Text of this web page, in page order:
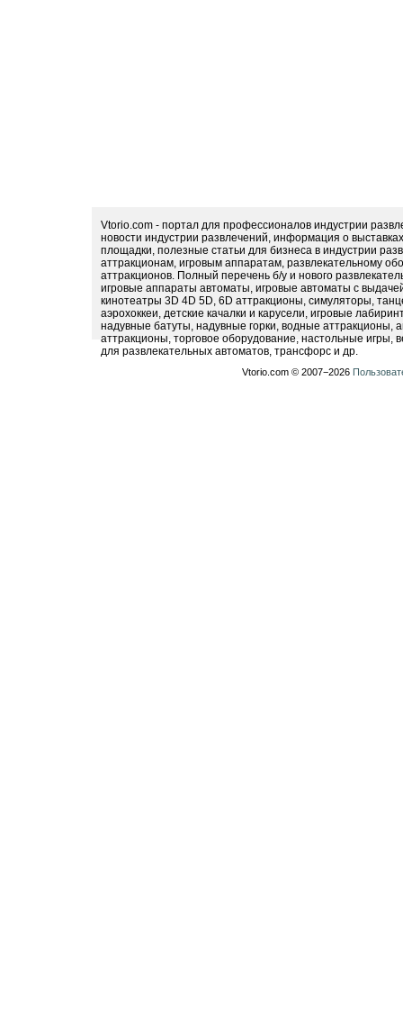
Vtorio.com - портал для профессионалов индустрии
новости индустрии развлечений, информация о
площадки, полезные статьи для бизнеса в индустрии
аттракционам, игровым аппаратам, развлекательному
аттракционов. Полный перечень б/у и нового
игровые аппараты автоматы, игровые автоматы с
кинотеатры 3D 4D 5D, 6D аттракционы, симуляторы,
аэрохоккеи, детские качалки и карусели, игровые
надувные батуты, надувные горки, водные
аттракционы, торговое оборудование, настольные игры,
для развлекательных автоматов, трансфорс и др.
Vtorio.com © 2007−2026